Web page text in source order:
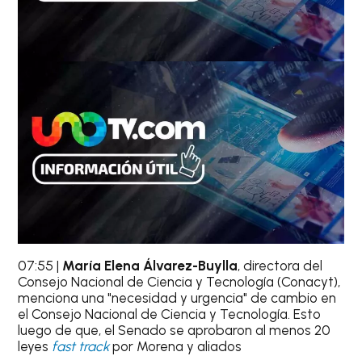
07:55 | María Elena Álvarez-Buylla, directora del
Consejo Nacional de Ciencia y Tecnología (Conacyt),
menciona una "necesidad y urgencia" de cambio en
el Consejo Nacional de Ciencia y Tecnología. Esto
luego de que, el Senado se aprobaron al menos 20
leyes fast trackpor Morena y aliados